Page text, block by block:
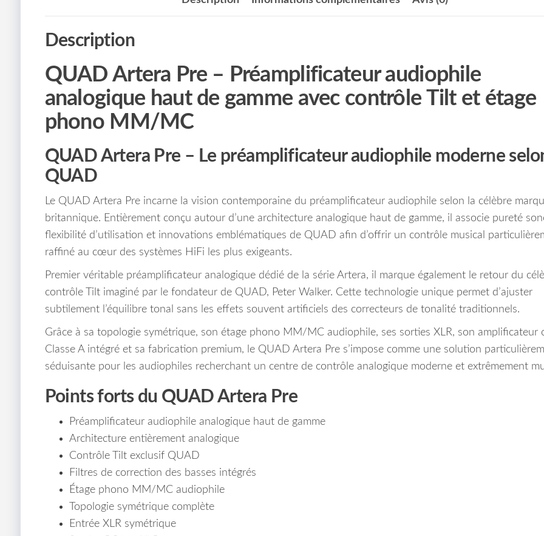
Description
QUAD Artera Pre – Préamplificateur audiophile
analogique haut de gamme avec contrôle Tilt et étage
phono MM/MC
QUAD Artera Pre – Le préamplificateur audiophile moderne
QUAD
Le QUAD Artera Pre incarne la vision contemporaine du préamplificateur audiophile selon la célèbre
britannique. Entièrement conçu autour d’une architecture analogique haut de gamme, il associe pureté
flexibilité d’utilisation et innovations emblématiques de QUAD afin d’offrir un contrôle musical
raffiné au cœur des systèmes HiFi les plus exigeants.
Premier véritable préamplificateur analogique dédié de la série Artera, il marque également le retour du
contrôle Tilt imaginé par le fondateur de QUAD, Peter Walker. Cette technologie unique permet d’ajuster
subtilement l’équilibre tonal sans les effets souvent artificiels des correcteurs de tonalité traditionnels.
Grâce à sa topologie symétrique, son étage phono MM/MC audiophile, ses sorties XLR, son amplificateur
Classe A intégré et sa fabrication premium, le QUAD Artera Pre s’impose comme une solution
séduisante pour les audiophiles recherchant un centre de contrôle analogique moderne et extrêmement
Points forts du QUAD Artera Pre
Préamplificateur audiophile analogique haut de gamme
Architecture entièrement analogique
Contrôle Tilt exclusif QUAD
Filtres de correction des basses intégrés
Étage phono MM/MC audiophile
Topologie symétrique complète
Entrée XLR symétrique